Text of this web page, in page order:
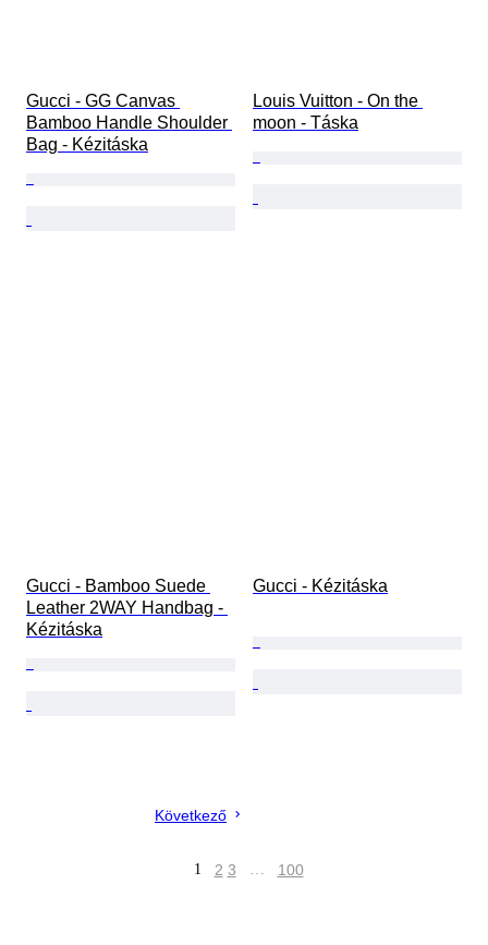
Gucci - GG Canvas
Bamboo Handle Shoulder
Bag - Kézitáska
Louis Vuitton - On the
moon - Táska
Gucci - Bamboo Suede
Leather 2WAY Handbag -
Kézitáska
Gucci - Kézitáska
Következő
1 2 3 … 100